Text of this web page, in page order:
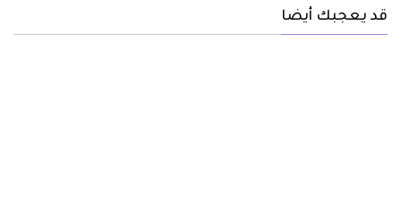
قد يعجبك أيضا